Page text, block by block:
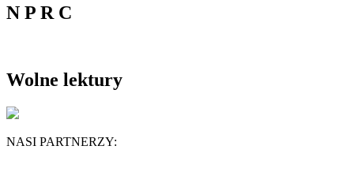
N P R C
Wolne lektury
NASI PARTNERZY: